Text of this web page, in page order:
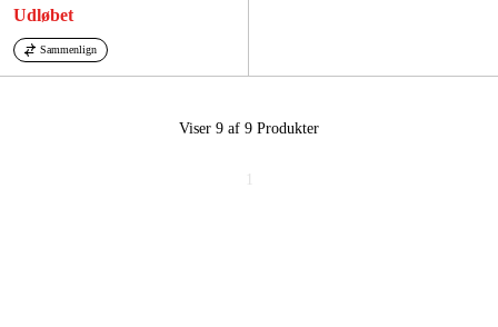
Udløbet
Sammenlign
Viser 9 af 9 Produkter
1